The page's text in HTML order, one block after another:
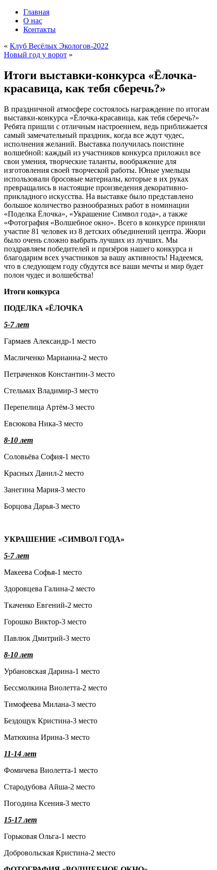
Главная
О нас
Контакты
« Клуб Весёлых Экологов-2022
Новый год у ворот »
Итоги выставки-конкурса «Ёлочка-
красавица, как тебя сберечь?»
В праздничной атмосфере состоялось награждение по итогам
выставки-конкурса «Ёлочка-красавица, как тебя сберечь?»
Ребята пришли с отличным настроением, ведь приближается
самый замечательный праздник, когда все ждут чудес,
исполнения желаний. Выставка получилась поистине
волшебной: каждый из участников конкурса приложил все
свои умения, творческие таланты, воображение для
изготовления своей творческой работы. Юные умельцы
использовали бросовые материалы, которые в их руках
превращались в настоящие произведения декоративно-
прикладного искусства. На выставке было представлено
большое количество разнообразных работ в номинации
«Поделка Ёлочка», «Украшение Символ года», а также
«Фотография «Волшебное окно». Всего в конкурсе приняли
участие 81 человек из 8 детских объединений центра. Жюри
было очень сложно выбрать лучших из лучших. Мы
поздравляем победителей и призёров нашего конкурса и
благодарим всех участников за вашу активность! Надеемся,
что в следующем году сбудутся все ваши мечты и мир будет
полон чудес и волшебства!
Итоги конкурса
ПОДЕЛКА «ЁЛОЧКА
5-7 лет
Гармаев Александр-1 место
Масличенко Марианна-2 место
Петраченков Константин-3 место
Стельмах Владимир-3 место
Перепелица Артём-3 место
Евсюкова Ника-3 место
8-10 лет
Соловьёва София-1 место
Красных Данил-2 место
Занегина Мария-3 место
Борцова Дарья-3 место
УКРАШЕНИЕ «СИМВОЛ ГОДА»
5-7 лет
Макеева Софья-1 место
Здоровцева Галина-2 место
Ткаченко Евгений-2 место
Горошко Виктор-3 место
Павлюк Дмитрий-3 место
8-10 лет
Урбановская Дарина-1 место
Бессмолкина Виолетта-2 место
Тимофеева Милана-3 место
Бездощук Кристина-3 место
Матюхина Ирина-3 место
11-14 лет
Фомичева Виолетта-1 место
Стародубова Айша-2 место
Погодина Ксения-3 место
15-17 лет
Горьковая Ольга-1 место
Добровольская Кристина-2 место